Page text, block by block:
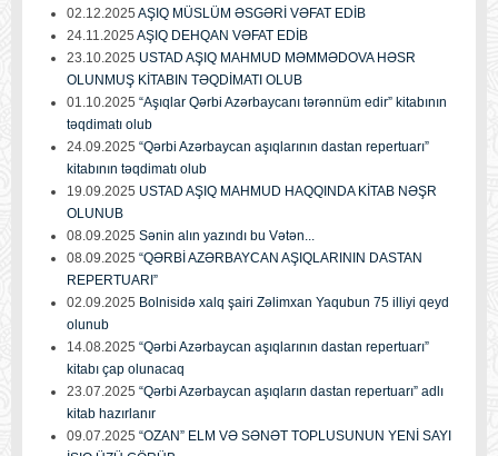
02.12.2025 AŞIQ MÜSLÜM ƏSGƏRİ VƏFAT EDİB
24.11.2025 AŞIQ DEHQAN VƏFAT EDİB
23.10.2025 USTAD AŞIQ MAHMUD MƏMMƏDOVA HƏSR
OLUNMUŞ KİTABIN TƏQDİMATI OLUB
01.10.2025 “Aşıqlar Qərbi Azərbaycanı tərənnüm edir” kitabının
təqdimatı olub
24.09.2025 “Qərbi Azərbaycan aşıqlarının dastan repertuarı”
kitabının təqdimatı olub
19.09.2025 USTAD AŞIQ MAHMUD HAQQINDA KİTAB NƏŞR
OLUNUB
08.09.2025 Sənin alın yazındı bu Vətən...
08.09.2025 “QƏRBİ AZƏRBAYCAN AŞIQLARININ DASTAN
REPERTUARI”
02.09.2025 Bolnisidə xalq şairi Zəlimxan Yaqubun 75 illiyi qeyd
olunub
14.08.2025 “Qərbi Azərbaycan aşıqlarının dastan repertuarı”
kitabı çap olunacaq
23.07.2025 “Qərbi Azərbaycan aşıqların dastan repertuarı” adlı
kitab hazırlanır
09.07.2025 “OZAN” ELM VƏ SƏNƏT TOPLUSUNUN YENİ SAYI